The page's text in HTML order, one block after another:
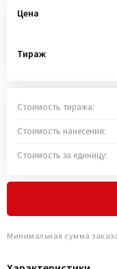
Цена
Тираж
Стоимость тиража:
Стоимость нанесения:
Стоимость за единицу:
Минимальная сумма